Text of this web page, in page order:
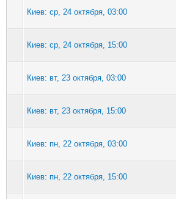
Киев: ср, 24 октября, 03:00
Киев: ср, 24 октября, 15:00
Киев: вт, 23 октября, 03:00
Киев: вт, 23 октября, 15:00
Киев: пн, 22 октября, 03:00
Киев: пн, 22 октября, 15:00